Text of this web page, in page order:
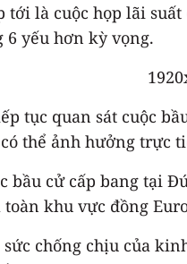
tới là cuộc họp lãi
6 yếu hơn kỳ vọng.
tục quan sát cuộc
thể ảnh hưởng
bầu cử cấp bang tại
khu vực đồng
sức chống chịu của